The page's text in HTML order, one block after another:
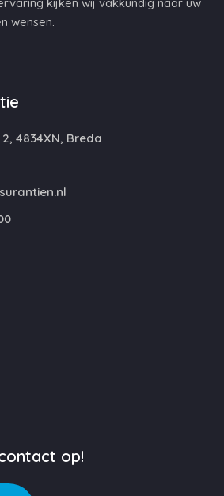
wensen.
4834XN, Breda
op!